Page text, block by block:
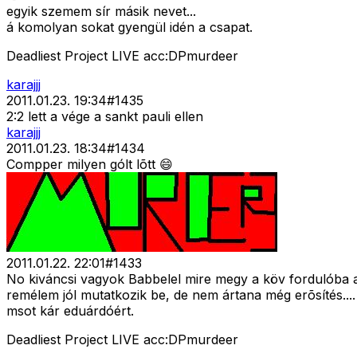
egyik szemem sír másik nevet...
á komolyan sokat gyengül idén a csapat.
Deadliest Project LIVE acc:DPmurdeer
karajjj
2011.01.23. 19:34#1435
2:2 lett a vége a sankt pauli ellen
karajjj
2011.01.23. 18:34#1434
Compper milyen gólt lõtt 😄
2011.01.22. 22:01#1433
No kiváncsi vagyok Babbelel mire megy a köv fordulóba
remélem jól mutatkozik be, de nem ártana még erõsítés....
msot kár eduárdóért.
Deadliest Project LIVE acc:DPmurdeer